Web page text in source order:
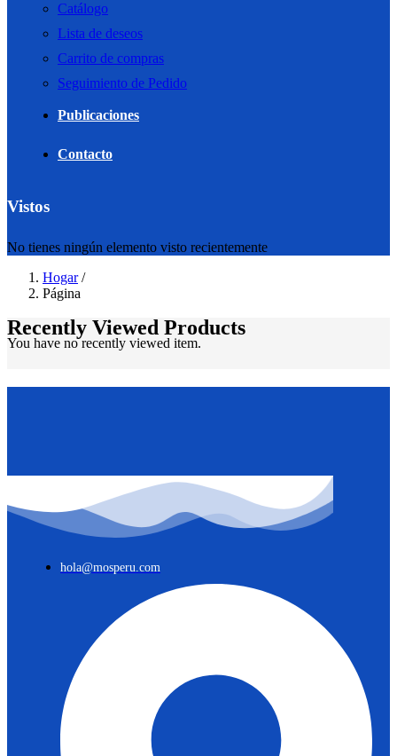
Catálogo
Lista de deseos
Carrito de compras
Seguimiento de Pedido
Publicaciones
Contacto
Vistos
No tienes ningún elemento visto recientemente
Hogar/
Página
Recently Viewed Products
You have no recently viewed item.
hola@mosperu.com